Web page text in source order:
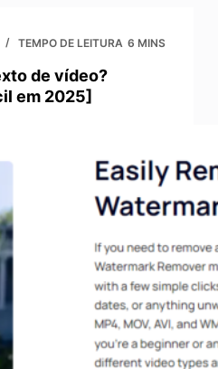
TEMPO DE LEITURA 6 MINS
de vídeo?
em 2025]